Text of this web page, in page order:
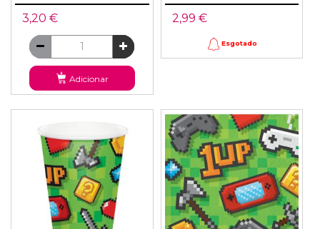
3,20 €
Adicionar
2,99 €
Esgotado